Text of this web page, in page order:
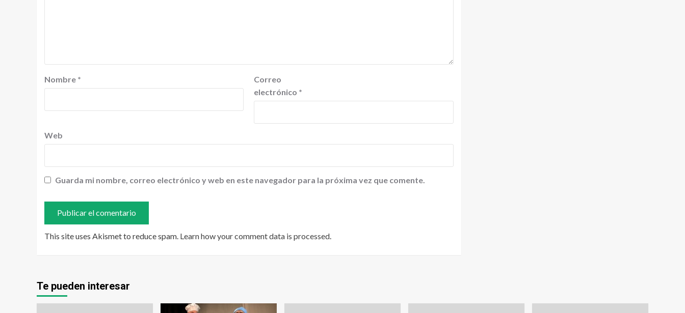
Nombre *
Correo
electrónico *
Web
Guarda mi nombre, correo electrónico y web en este navegador para la próxima vez que comente.
This site uses Akismet to reduce spam. Learn how your comment data is processed.
Te pueden interesar